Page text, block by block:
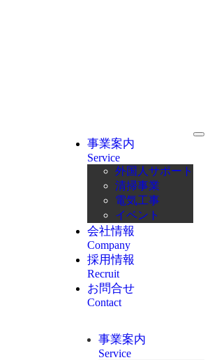
事業案内
Service
外国人サポート
清掃事業
電気工事
イベント
会社情報
Company
採用情報
Recruit
お問合せ
Contact
事業案内
Service